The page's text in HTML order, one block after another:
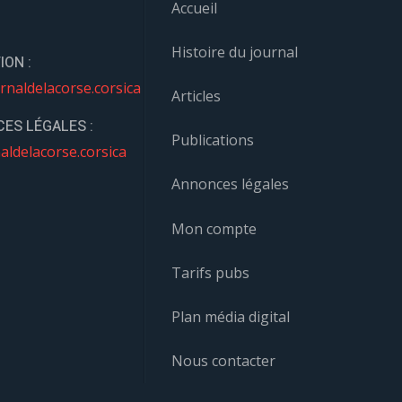
:
LÉGALES :
Accueil
Histoire du journal
Articles
Publications
Annonces légales
Mon compte
Tarifs pubs
Plan média digital
Nous contacter